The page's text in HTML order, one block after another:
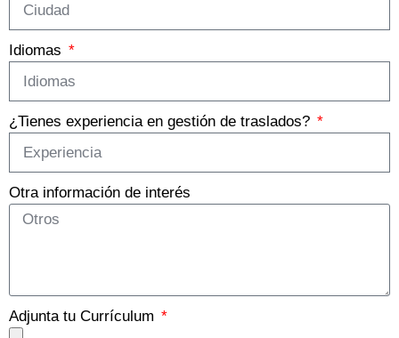
Idiomas
¿Tienes experiencia en gestión de traslados?
Otra información de interés
Adjunta tu Currículum